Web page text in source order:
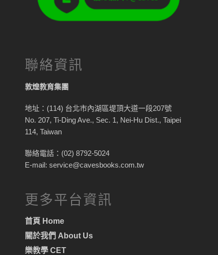
聯絡資訊
敦煌教育集團
地址：(114) 台北市內湖區堤頂大道一段207號
No. 207, Ti-Ding Ave., Sec. 1, Nei-Hu Dist., Taipei
114, Taiwan
聯絡電話：(02) 8792-5024
E-mail: service@cavesbooks.com.tw
更多平台資訊
首頁 Home
關於我們 About Us
樂教學 CET